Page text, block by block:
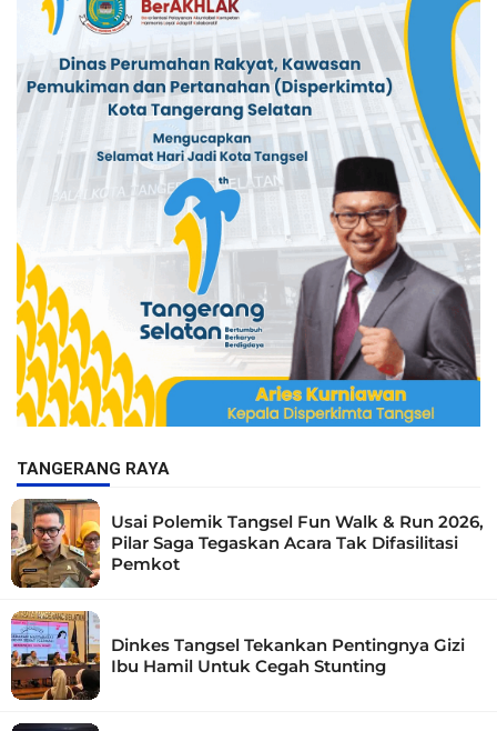
TANGERANG RAYA
Usai Polemik Tangsel Fun Walk & Run 2026,
Pilar Saga Tegaskan Acara Tak Difasilitasi
Pemkot
Dinkes Tangsel Tekankan Pentingnya Gizi
Ibu Hamil Untuk Cegah Stunting